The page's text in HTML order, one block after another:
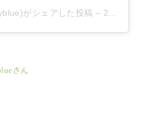
がシェアした投稿 – 2019年 7月月14日午後3時24分PDT
さん